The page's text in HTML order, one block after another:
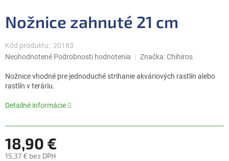
Nožnice zahnuté 21 cm
Kód produktu: 20183
Priemerné
produktu
je
z
hviezdičiek.
Neohodnotené Podrobnosti hodnotenia Značka:Chihiros
Nožnice vhodné pre jednoduché strihanie akváriových rastlín alebo
rastlín v teráriu.
Detailné informácie
18,90 €
15,37 € bez DPH